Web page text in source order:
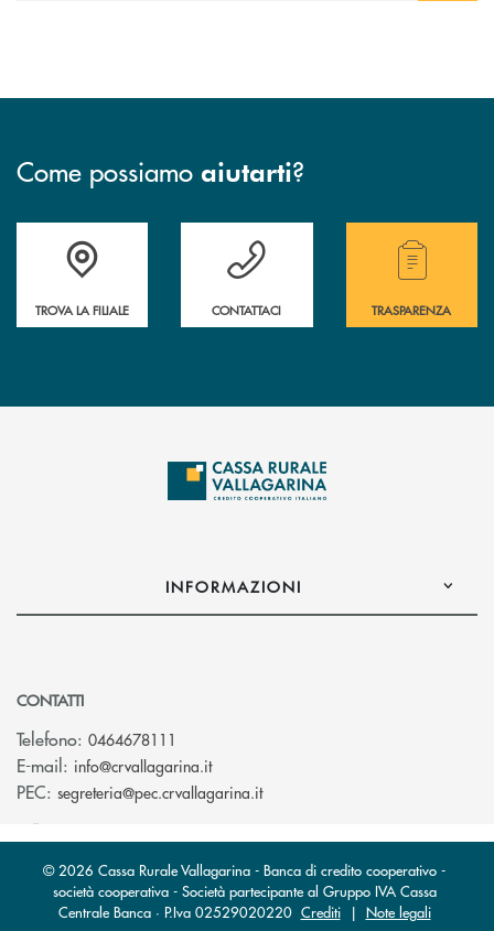
Come possiamo aiutarti?
Accedi all' elenco completo delle filiali .
TROVA LA FILIALE
Hai bisogno di assistenza immediata?
CONTATTACI
Hai bisogno di
TRASPARENZA
INFORMAZIONI
CONTATTI
Telefono: 0464678111
E-mail: info@crvallagarina.it(si apre l’app di posta elettronica)
PEC: segreteria@pec.crvallagarina.it(si apre l’app di posta
© 2026 Cassa Rurale Vallagarina - Banca di credito cooperativo -
società cooperativa - Società partecipante al Gruppo IVA Cassa
Centrale Banca · P.Iva 02529020220 Crediti| Note legali